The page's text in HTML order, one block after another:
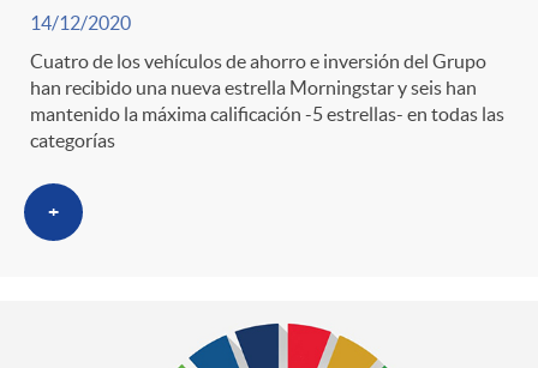
14/12/2020
Cuatro de los vehículos de ahorro e inversión del Grupo
han recibido una nueva estrella Morningstar y seis han
mantenido la máxima calificación -5 estrellas- en todas las
categorías
+